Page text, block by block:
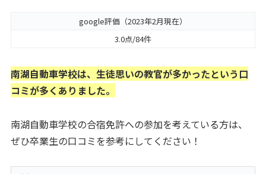
google評価（2023年2月現在）
3.0点/84件
南湖自動車学校は、生徒思いの教官が多かったという口
コミが多くありました。
南湖自動車学校の合宿免許への参加を考えている方は、
ぜひ卒業生の口コミを参考にしてください！